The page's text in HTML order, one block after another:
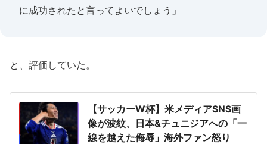
に成功されたと言ってよいでしょう」
と、評価していた。
【サッカーW杯】米メディアSNS画
像が波紋、日本&チュニジアへの「一
線を越えた侮辱」海外ファン怒り